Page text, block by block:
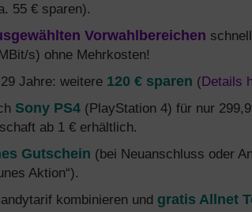
55 € sparen).
Vorwahlbereichen
s) ohne Mehrkosten!
Jahre: weitere 120 € sparen (Details
Sony PS4 (PlayStation 4) für nur
ab 1 € erhältlich.
Gutschein (bei Neuanschluss oder
Aktion“).
kombinieren und gratis Allnet